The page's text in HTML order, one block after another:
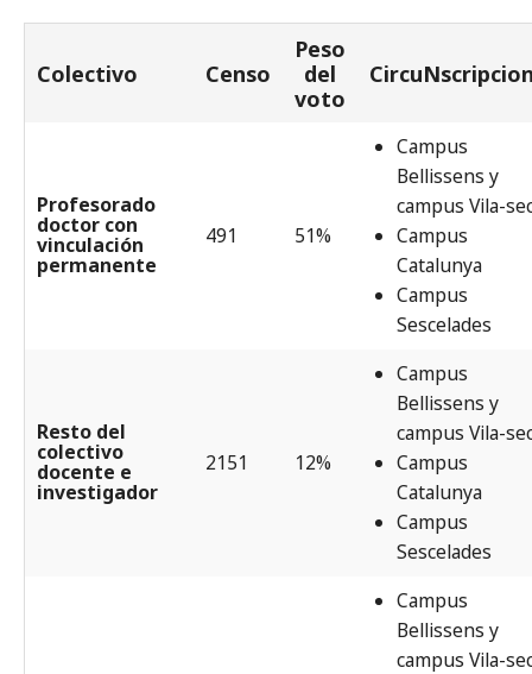
Colectivo Censo
Peso
del
voto
Profesorado
doctor con
vinculación
permanente
491 51%
Campus
Bellissens y
campus Vila-
Campus
Catalunya
Campus
Sescelades
Resto del
colectivo
docente e
investigador
2151 12%
Campus
Bellissens y
campus Vila-
Campus
Catalunya
Campus
Sescelades
Campus
Bellissens y
campus Vila-